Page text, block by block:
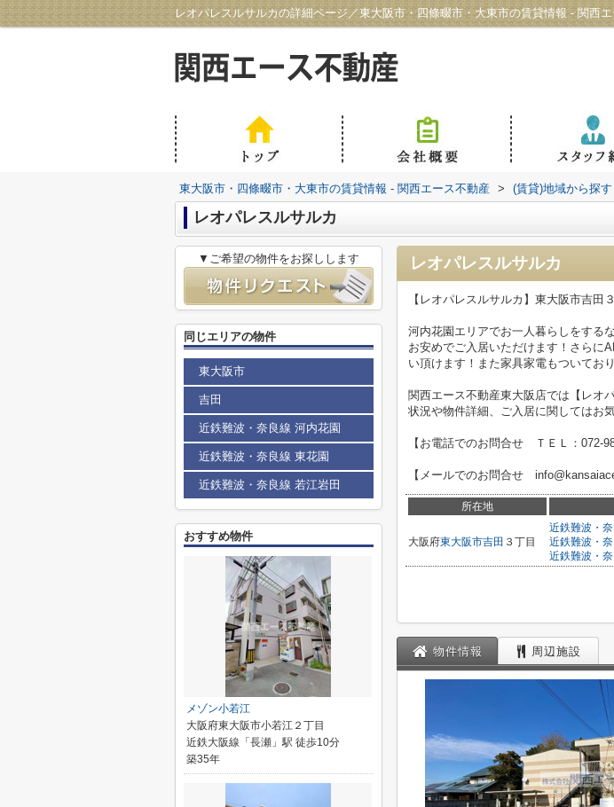
レオパレスルサルカの詳細ページ／東大阪市・四條畷市・大東市の賃貸情報 - 関西
東大阪市・四條畷市・大東市の賃貸情報 - 関西エース不動産 > (賃貸)地域から探す
レオパレスルサルカ
レオパレスルサルカ
【レオパレスルサルカ】東大阪市吉田
河内花園エリアでお一人暮らしをする
お安めでご入居いただけます！さらに
い頂けます！また家具家電もついてお
関西エース不動産東大阪店では【レオ
状況や物件詳細、ご入居に関してはお
【お電話でのお問合せ ＴＥＬ：072-
【メールでのお問合せ
所在地
大阪府東大阪市吉田 ３丁目
近鉄難波・
近鉄難波・
近鉄難波・
物件情報 周辺施設
▼ご希望の物件をお探しします
同じエリアの物件
東大阪市
吉田
近鉄難波・奈良線 河内花園
近鉄難波・奈良線 東花園
近鉄難波・奈良線 若江岩田
おすすめ物件
メゾン小若江
大阪府東大阪市小若江２丁目
近鉄大阪線「長瀬」駅 徒歩10分
築35年